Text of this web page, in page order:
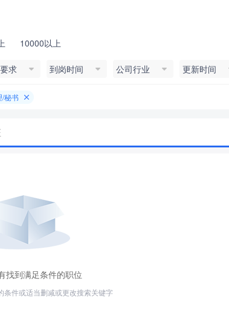
10000以上
求 到岗时间 公司行业 更新时间
/秘书
找到满足条件的职位
条件或适当删减或更改搜索关键字